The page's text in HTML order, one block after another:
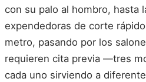
con su palo al hombro, hasta
expendedoras de corte
metro, pasando por los
requieren cita previa —tres
cada uno sirviendo a